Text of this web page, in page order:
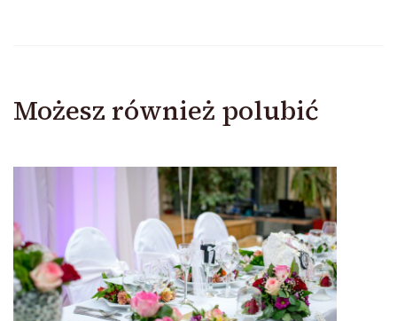
Możesz również polubić